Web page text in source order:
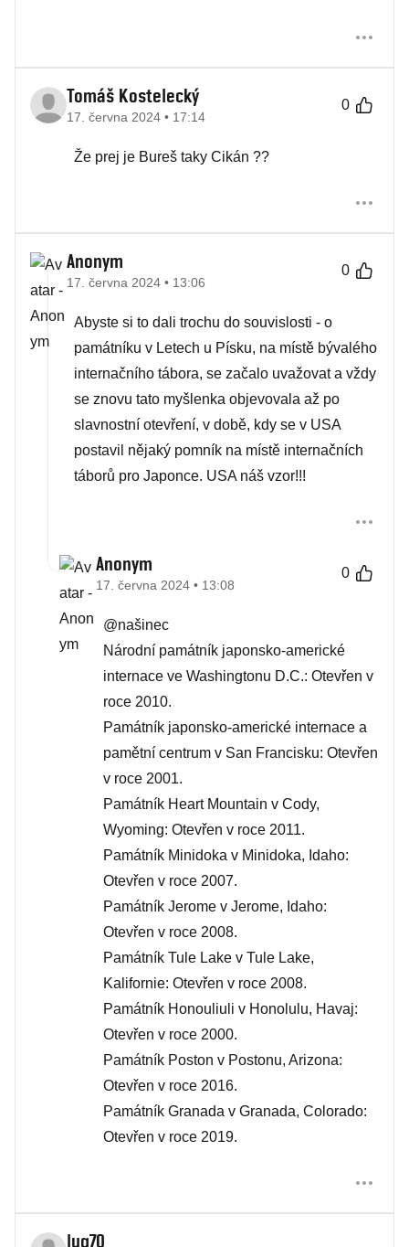
Tomáš Kostelecký
17. června 2024 • 17:14
0
Že prej je Bureš taky Cikán ??
Anonym
17. června 2024 • 13:06
0
Abyste si to dali trochu do souvislosti - o
památníku v Letech u Písku, na místě bývalého
internačního tábora, se začalo uvažovat a vždy
se znovu tato myšlenka objevovala až po
slavnostní otevření, v době, kdy se v USA
postavil nějaký pomník na místě internačních
táborů pro Japonce. USA náš vzor!!!
Anonym
17. června 2024 • 13:08
0
@našinec
Národní památník japonsko-americké
internace ve Washingtonu D.C.: Otevřen v
roce 2010.
Památník japonsko-americké internace a
pamětní centrum v San Francisku: Otevřen
v roce 2001.
Památník Heart Mountain v Cody,
Wyoming: Otevřen v roce 2011.
Památník Minidoka v Minidoka, Idaho:
Otevřen v roce 2007.
Památník Jerome v Jerome, Idaho:
Otevřen v roce 2008.
Památník Tule Lake v Tule Lake,
Kalifornie: Otevřen v roce 2008.
Památník Honouliuli v Honolulu, Havaj:
Otevřen v roce 2000.
Památník Poston v Postonu, Arizona:
Otevřen v roce 2016.
Památník Granada v Granada, Colorado:
Otevřen v roce 2019.
lug70